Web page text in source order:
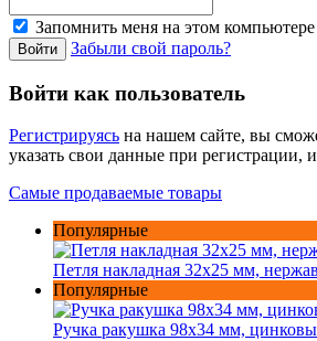
Запомнить меня на этом компьютере
Забыли свой пароль?
Войти как пользователь
Регистрируясь на нашем сайте, вы
указать свои данные при регистрации,
Самые продаваемые товары
Популярные
Петля накладная 32х25 мм,
Популярные
Ручка ракушка 98x34 мм,